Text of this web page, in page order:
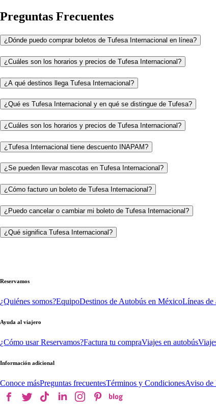
Preguntas Frecuentes
¿Dónde puedo comprar boletos de Tufesa Internacional en línea?
¿Cuáles son los horarios y precios de Tufesa Internacional?
¿A qué destinos llega Tufesa Internacional?
¿Qué es Tufesa Internacional y en qué se distingue de Tufesa?
¿Cuáles son los horarios y precios de Tufesa Internacional?
¿Tufesa Internacional tiene descuento INAPAM?
¿Se pueden llevar mascotas en Tufesa Internacional?
¿Cómo facturo un boleto de Tufesa Internacional?
¿Puedo cancelar o cambiar mi boleto de Tufesa Internacional?
¿Qué significa Tufesa Internacional?
Reservamos
¿Quiénes somos?EquipoDestinos de Autobús en MéxicoLíneas de
Ayuda al viajero
¿Cómo usar Reservamos?Factura tu compraViajes en autobús
Información adicional
Conoce másPreguntas frecuentesTérminos y CondicionesAviso de